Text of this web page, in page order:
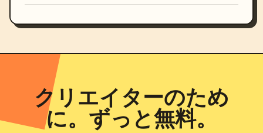
クリエイターのため
に。ずっと無料。